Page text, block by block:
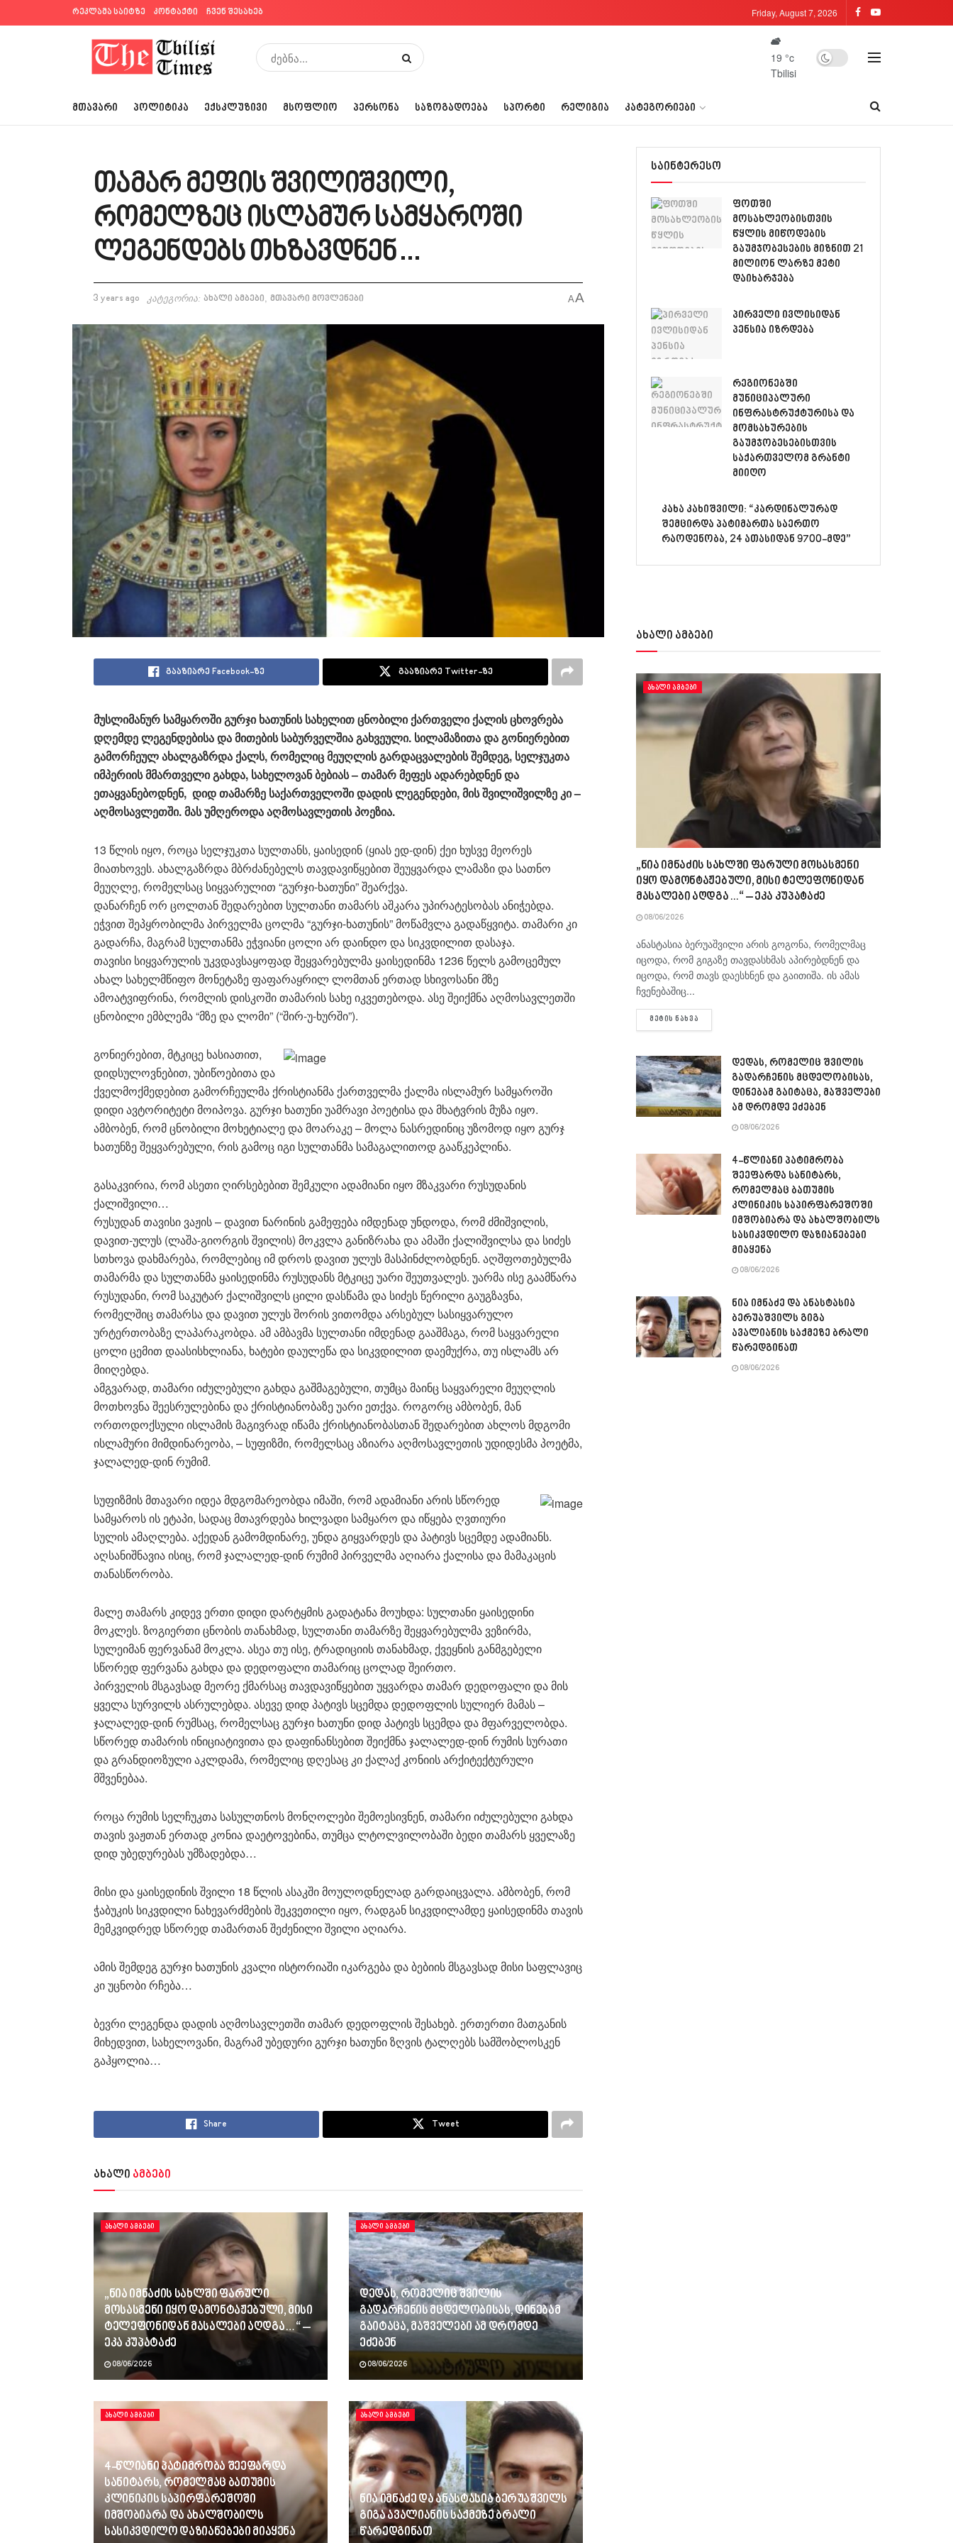
რეკლამა საიტზე კონტაქტი ჩვენ შესახებ Friday, August 7, 2026
19 °c
Tbilisi
ᲛᲗᲐᲕᲐᲠᲘ ᲞᲝᲚᲘᲢᲘᲙᲐ ᲔᲥᲡᲙᲚᲣᲖᲘᲕᲘ ᲛᲡᲝᲤᲚᲘᲝ ᲞᲔᲠᲡᲝᲜᲐ ᲡᲐᲖᲝᲒᲐᲓᲝᲔᲑᲐ ᲡᲞᲝᲠᲢᲘ ᲠᲔᲚᲘᲒᲘᲐ ᲙᲐᲢᲔᲒᲝᲠᲘᲔᲑᲘ
თამარ მეფის შვილიშვილი,
რომელზეც ისლამურ სამყაროში
ლეგენდებს თხზავდნენ…
3 years ago კატეგორია: ახალი ამბები, მთავარი მოვლენები AA
გააზიარე Facebook-ზე გააზიარე Twitter-ზე
მუსლიმანურ სამყაროში გურჯი ხათუნის სახელით ცნობილი ქართველი ქალის ცხოვრება
დღემდე ლეგენდებისა და მითების საბურველშია გახვეული. სილამაზითა და გონიერებით
გამორჩეულ ახალგაზრდა ქალს, რომელიც მეუღლის გარდაცვალების შემდეგ, სელჯუკთა
იმპერიის მმართველი გახდა, სახელოვან ბებიას – თამარ მეფეს ადარებდნენ და
ეთაყვანებოდნენ, დიდ თამარზე საქართველოში დადის ლეგენდები, მის შვილიშვილზე კი –
აღმოსავლეთში. მას უმღეროდა აღმოსავლეთის პოეზია.
13 წლის იყო, როცა სელჯუკთა სულთანს, ყაისედინ (ყიას ედ-დინ) ქეი ხუსვე მეორეს
მიათხოვეს. ახალგაზრდა მბრძანებელს თავდავიწყებით შეუყვარდა ლამაზი და სათნო
მეუღლე, რომელსაც სიყვარულით “გურჯი-ხათუნი” შეარქვა.
დანარჩენ ორ ცოლთან შედარებით სულთანი თამარს აშკარა უპირატესობას ანიჭებდა.
ეჭვით შეპყრობილმა პირველმა ცოლმა “გურჯი-ხათუნის” მოწამვლა გადაწყვიტა. თამარი კი
გადარჩა, მაგრამ სულთანმა ეჭვიანი ცოლი არ დაინდო და სიკვდილით დასაჯა.
თავისი სიყვარულის უკვდავსაყოფად შეყვარებულმა ყაისედინმა 1236 წელს გამოცემულ
ახალ სახელმწიფო მონეტაზე ფაფარაყრილ ლომთან ერთად სხივოსანი მზე
ამოატვიფრინა, რომლის დისკოში თამარის სახე იკვეთებოდა. ასე შეიქმნა აღმოსავლეთში
ცნობილი ემბლემა “მზე და ლომი” (“შირ-უ-ხურში”).
გონიერებით, მტკიცე ხასიათით,
დიდსულოვნებით, უბიწოებითა და
ქველმოქმედებით გამორჩეულმა ქრისტიანმა ქართველმა ქალმა ისლამურ სამყაროში
დიდი ავტორიტეტი მოიპოვა. გურჯი ხათუნი უამრავი პოეტისა და მხატვრის მუზა იყო.
ამბობენ, რომ ცნობილი მოხეტიალე და მოარაკე – მოლა ნასრედინიც უზომოდ იყო გურჯ
ხათუნზე შეყვარებული, რის გამოც იგი სულთანმა სამაგალითოდ გააწკეპლინა.
გასაკვირია, რომ ასეთი ღირსებებით შემკული ადამიანი იყო მზაკვარი რუსუდანის
ქალიშვილი…
რუსუდან თავისი ვაჟის – დავით ნარინის გამეფება იმდენად უნდოდა, რომ ძმიშვილის,
დავით-ულუს (ლაშა-გიორგის შვილის) მოკვლა განიზრახა და ამაში ქალიშვილსა და სიძეს
სთხოვა დახმარება, რომლებიც იმ დროს დავით ულუს მასპინძლობდნენ. აღშფოთებულმა
თამარმა და სულთანმა ყაისედინმა რუსუდანს მტკიცე უარი შეუთვალეს. უარმა ისე გაამწარა
რუსუდანი, რომ საკუტარ ქალიშვილს ცილი დასწამა და სიძეს წერილი გაუგზავნა,
რომელშიც თამარსა და დავით ულუს შორის ვითომდა არსებულ სასიყვარულო
ურტერთობაზე ლაპარაკობდა. ამ ამბავმა სულთანი იმდენად გააშმაგა, რომ საყვარელი
ცოლი ცემით დაასისხლიანა, ხატები დაულეწა და სიკვდილით დაემუქრა, თუ ისლამს არ
მიიღებდა.
ამგვარად, თამარი იძულებული გახდა გაშმაგებული, თუმცა მაინც საყვარელი მეუღლის
მოთხოვნა შეესრულებინა და ქრისტიანობაზე უარი ეთქვა. როგორც ამბობენ, მან
ორთოდოქსული ისლამის მაგივრად იწამა ქრისტიანობასთან შედარებით ახლოს მდგომი
ისლამური მიმდინარეობა, – სუფიზმი, რომელსაც აზიარა აღმოსავლეთის უდიდესმა პოეტმა,
ჯალალედ-დინ რუმიმ.
სუფიზმის მთავარი იდეა მდგომარეობდა იმაში, რომ ადამიანი არის სწორედ
სამყაროს ის ეტაპი, სადაც მთავრდება ხილვადი სამყარო და იწყება ღვთიური
სულის ამაღლება. აქედან გამომდინარე, უნდა გიყვარდეს და პატივს სცემდე ადამიანს.
აღსანიშნავია ისიც, რომ ჯალალედ-დინ რუმიმ პირველმა აღიარა ქალისა და მამაკაცის
თანასწორობა.
მალე თამარს კიდევ ერთი დიდი დარტყმის გადატანა მოუხდა: სულთანი ყაისედინი
მოკლეს. ზოგიერთი ცნობის თანახმად, სულთანი თამარზე შეყვარებულმა ვეზირმა,
სულეიმან ფერვანამ მოკლა. ასეა თუ ისე, ტრადიციის თანახმად, ქვეყნის განმგებელი
სწორედ ფერვანა გახდა და დედოფალი თამარიც ცოლად შეირთო.
პირველის მსგავსად მეორე ქმარსაც თავდავიწყებით უყვარდა თამარ დედოფალი და მის
ყველა სურვილს ასრულებდა. ასევე დიდ პატივს სცემდა დედოფლის სულიერ მამას –
ჯალალედ-დინ რუმსაც, რომელსაც გურჯი ხათუნი დიდ პატივს სცემდა და მფარველობდა.
სწორედ თამარის ინიციატივითა და დაფინანსებით შეიქმნა ჯალალედ-დინ რუმის სურათი
და გრანდიოზული აკლდამა, რომელიც დღესაც კი ქალაქ კონიის არქიტექტურული
მშვენებაა.
როცა რუმის სელჩუკთა სასულთნოს მონღოლები შემოესივნენ, თამარი იძულებული გახდა
თავის ვაჟთან ერთად კონია დაეტოვებინა, თუმცა ლტოლვილობაში ბედი თამარს ყველაზე
დიდ უბედურებას უმზადებდა…
მისი და ყაისედინის შვილი 18 წლის ასაკში მოულოდნელად გარდაიცვალა. ამბობენ, რომ
ჭაბუკის სიკვდილი ნახევარძმების შეკვეთილი იყო, რადგან სიკვდილამდე ყაისედინმა თავის
მემკვიდრედ სწორედ თამართან შეძენილი შვილი აღიარა.
ამის შემდეგ გურჯი ხათუნის კვალი ისტორიაში იკარგება და ბებიის მსგავსად მისი საფლავიც
კი უცნობი რჩება…
ბევრი ლეგენდა დადის აღმოსავლეთში თამარ დედოფლის შესახებ. ერთერთი მათგანის
მიხედვით, სახელოვანი, მაგრამ უბედური გურჯი ხათუნი ზღვის ტალღებს სამშობლოსკენ
გაჰყოლია…
Share Tweet
ახალი ამბები
ᲐᲮᲐᲚᲘ ᲐᲛᲑᲔᲑᲘ
„ნია იმნაძის სახლში ფარული
მოსასმენი იყო დამონტაჟებული, მისი
ტელეფონიდან მასალები აღდგა…“ –
ეკა კუპატაძე
08/06/2026
ᲐᲮᲐᲚᲘ ᲐᲛᲑᲔᲑᲘ
დედას, რომელიც შვილის
გადარჩენის მცდელობისას, დინებამ
გაიტაცა, მაშველები ამ დრომდე
ეძებენ
08/06/2026
ᲐᲮᲐᲚᲘ ᲐᲛᲑᲔᲑᲘ
4-წლიანი პატიმრობა შეეფარდა
სანიტარს, რომელმაც ბათუმის
კლინიკის საპირფარეშოში
იმშობიარა და ახალშობილს
სასიკვდილო დაზიანებები მიაყენა
ᲐᲮᲐᲚᲘ ᲐᲛᲑᲔᲑᲘ
ნია იმნაძე და ანასტასია ბერუაშვილს
გიგა ავალიანის საქმეზე ბრალი
წარედგინათ
საინტერესო
ფოთში
მოსახლეობისთვის
წყლის მიწოდების
გაუმჯობესების მიზნით 21
მილიონ ლარზე მეტი
დაიხარჯება
პირველი ივლისიდან
პენსია იზრდება
რეგიონებში
მუნიციპალური
ინფრასტრუქტურისა და
მომსახურების
გაუმჯობესებისთვის
საქართველომ გრანტი
მიიღო
კახა კახიშვილი: “კარდინალურად
შემცირდა პატიმართა საერთო
რაოდენობა, 24 ათასიდან 9700-მდე”
ახალი ამბები
ᲐᲮᲐᲚᲘ ᲐᲛᲑᲔᲑᲘ
„ნია იმნაძის სახლში ფარული მოსასმენი
იყო დამონტაჟებული, მისი ტელეფონიდან
მასალები აღდგა…“ – ეკა კუპატაძე
08/06/2026
ანასტასია ბერუაშვილი არის გოგონა, რომელმაც
იცოდა, რომ გიგაზე თავდასხმას აპირებდნენ და
იცოდა, რომ თავს დაესხნენ და გაითიშა. ის ამას
ჩვენებაშიც...
ᲛᲔᲢᲘᲡ ᲜᲐᲮᲕᲐ
დედას, რომელიც შვილის
გადარჩენის მცდელობისას,
დინებამ გაიტაცა, მაშველები
ამ დრომდე ეძებენ
08/06/2026
4-წლიანი პატიმრობა
შეეფარდა სანიტარს,
რომელმაც ბათუმის
კლინიკის საპირფარეშოში
იმშობიარა და ახალშობილს
სასიკვდილო დაზიანებები
მიაყენა
08/06/2026
ნია იმნაძე და ანასტასია
ბერუაშვილს გიგა
ავალიანის საქმეზე ბრალი
წარედგინათ
08/06/2026